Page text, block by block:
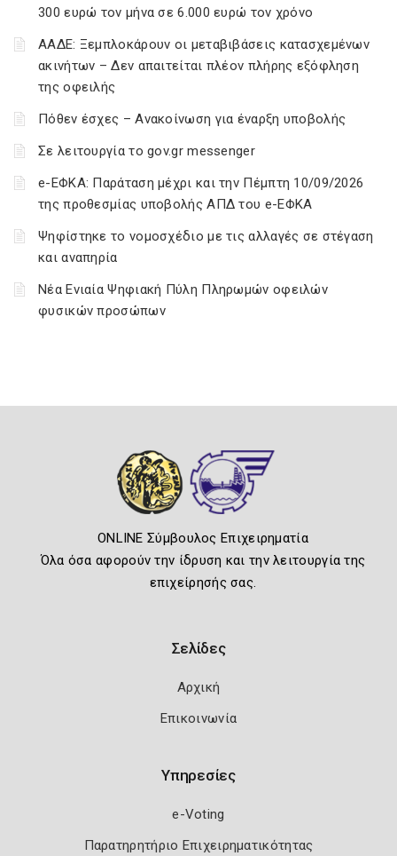
300 ευρώ τον μήνα σε 6.000 ευρώ τον χρόνο
ΑΑΔΕ: Ξεμπλοκάρουν οι μεταβιβάσεις κατασχεμένων
ακινήτων – Δεν απαιτείται πλέον πλήρης εξόφληση
της οφειλής
Πόθεν έσχες – Ανακοίνωση για έναρξη υποβολής
Σε λειτουργία το gov.gr messenger
e-ΕΦΚΑ: Παράταση μέχρι και την Πέμπτη 10/09/2026
της προθεσμίας υποβολής ΑΠΔ του e-ΕΦΚΑ
Ψηφίστηκε το νομοσχέδιο με τις αλλαγές σε στέγαση
και αναπηρία
Νέα Ενιαία Ψηφιακή Πύλη Πληρωμών οφειλών
φυσικών προσώπων
ONLINE Σύμβουλος Επιχειρηματία
Όλα όσα αφορούν την ίδρυση και την λειτουργία της
επιχείρησής σας.
Σελίδες
Αρχική
Επικοινωνία
Υπηρεσίες
e-Voting
Παρατηρητήριο Επιχειρηματικότητας